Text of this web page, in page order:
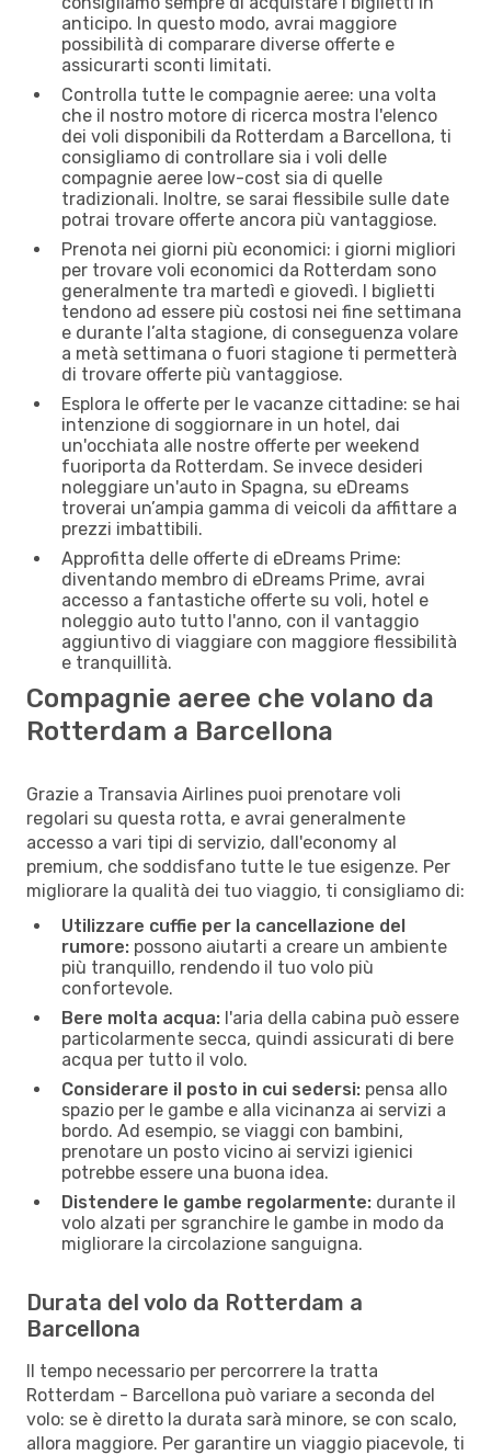
anticipo. In questo modo, avrai maggiore
possibilità di comparare diverse offerte e
assicurarti sconti limitati.
Controlla tutte le compagnie aeree: una volta
che il nostro motore di ricerca mostra l'elenco
dei voli disponibili da Rotterdam a Barcellona, ti
consigliamo di controllare sia i voli delle
compagnie aeree low-cost sia di quelle
tradizionali. Inoltre, se sarai flessibile sulle date
potrai trovare offerte ancora più vantaggiose.
Prenota nei giorni più economici: i giorni migliori
per trovare voli economici da Rotterdam sono
generalmente tra martedì e giovedì. I biglietti
tendono ad essere più costosi nei fine settimana
e durante l’alta stagione, di conseguenza volare
a metà settimana o fuori stagione ti permetterà
di trovare offerte più vantaggiose.
Esplora le offerte per le vacanze cittadine: se hai
intenzione di soggiornare in un hotel, dai
un'occhiata alle nostre offerte per weekend
fuoriporta da Rotterdam. Se invece desideri
noleggiare un'auto in Spagna, su eDreams
troverai un’ampia gamma di veicoli da affittare a
prezzi imbattibili.
Approfitta delle offerte di eDreams Prime:
diventando membro di eDreams Prime, avrai
accesso a fantastiche offerte su voli, hotel e
noleggio auto tutto l'anno, con il vantaggio
aggiuntivo di viaggiare con maggiore flessibilità
e tranquillità.
Compagnie aeree che volano da
Rotterdam a Barcellona
Grazie a Transavia Airlines puoi prenotare voli
regolari su questa rotta, e avrai generalmente
accesso a vari tipi di servizio, dall'economy al
premium, che soddisfano tutte le tue esigenze. Per
migliorare la qualità dei tuo viaggio, ti consigliamo di:
Utilizzare cuffie per la cancellazione del
rumore: possono aiutarti a creare un ambiente
più tranquillo, rendendo il tuo volo più
confortevole.
Bere molta acqua: l'aria della cabina può essere
particolarmente secca, quindi assicurati di bere
acqua per tutto il volo.
Considerare il posto in cui sedersi: pensa allo
spazio per le gambe e alla vicinanza ai servizi a
bordo. Ad esempio, se viaggi con bambini,
prenotare un posto vicino ai servizi igienici
potrebbe essere una buona idea.
Distendere le gambe regolarmente: durante il
volo alzati per sgranchire le gambe in modo da
migliorare la circolazione sanguigna.
Durata del volo da Rotterdam a
Barcellona
Il tempo necessario per percorrere la tratta
Rotterdam - Barcellona può variare a seconda del
volo: se è diretto la durata sarà minore, se con scalo,
allora maggiore. Per garantire un viaggio piacevole, ti